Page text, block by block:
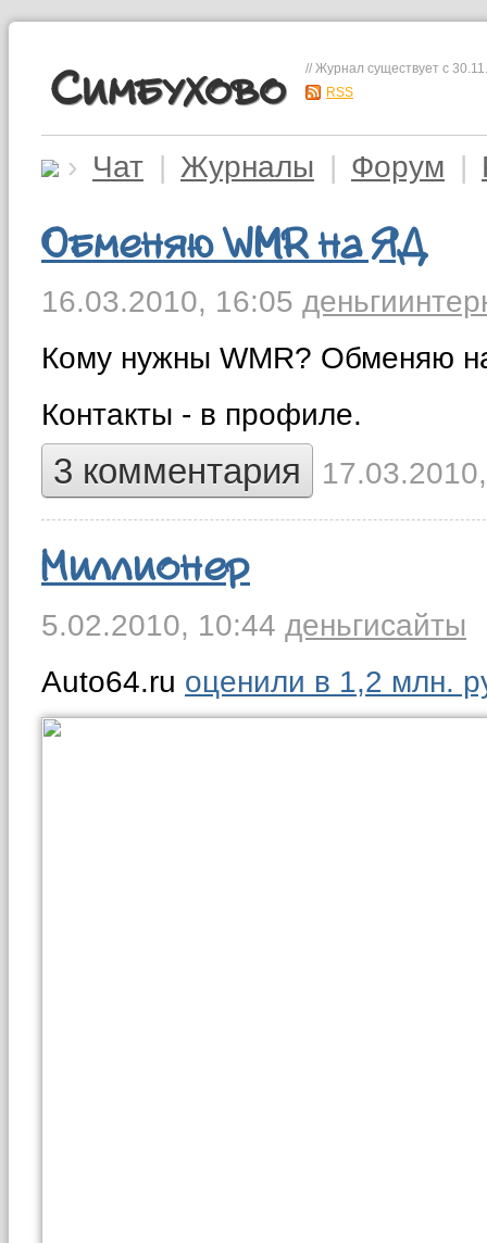
Симбухово
// Журнал существует с
RSS
› Чат | Журналы | Форум |
Обменяю WMR на ЯД
16.03.2010, 16:05 деньги
Кому нужны WMR? Обменяю
Контакты - в профиле.
3 комментария
Миллионер
5.02.2010, 10:44 деньгисайты
Auto64.ru оценили в 1,2 млн.